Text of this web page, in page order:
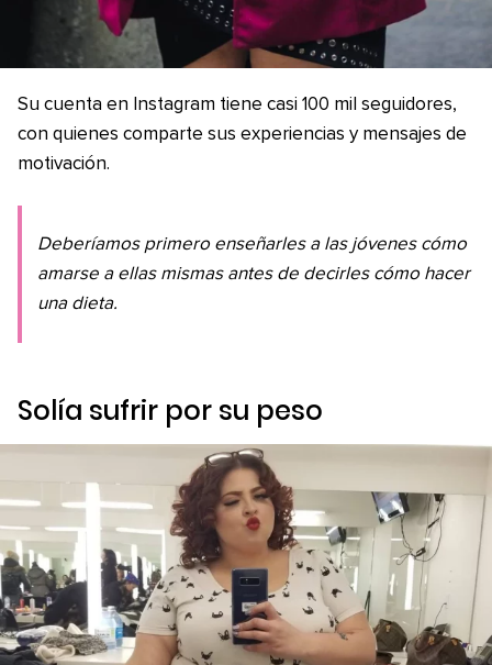
Su cuenta en Instagram tiene casi 100 mil seguidores,
con quienes comparte sus experiencias y mensajes de
motivación.
Deberíamos primero enseñarles a las jóvenes cómo
amarse a ellas mismas antes de decirles cómo hacer
una dieta.
Solía sufrir por su peso